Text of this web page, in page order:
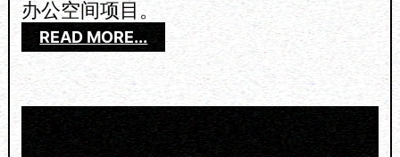
2
2
办公空间项目。
READ MORE...
L
N